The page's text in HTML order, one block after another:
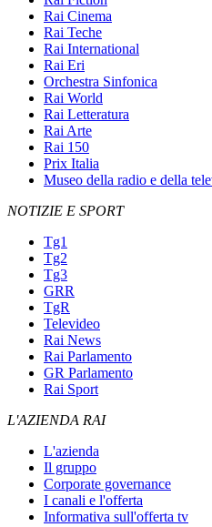
Rai Cinema
Rai Teche
Rai International
Rai Eri
Orchestra Sinfonica
Rai World
Rai Letteratura
Rai Arte
Rai 150
Prix Italia
Museo della radio e della
NOTIZIE E SPORT
Tg1
Tg2
Tg3
GRR
TgR
Televideo
Rai News
Rai Parlamento
GR Parlamento
Rai Sport
L'AZIENDA RAI
L'azienda
Il gruppo
Corporate governance
I canali e l'offerta
Informativa sull'offerta tv